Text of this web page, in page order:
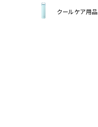
クールケア用品